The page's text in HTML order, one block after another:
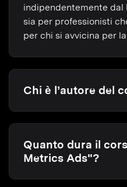
indipendentemente dal
sia per professionisti
per chi si avvicina per
Chi è l’autore del
Quanto dura il
Metrics Ads"?